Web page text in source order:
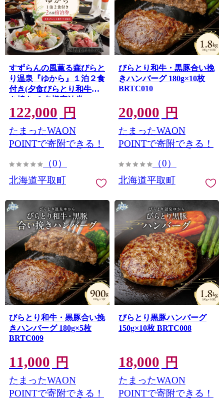
すずらんの風薫る森びらと
り温泉『ゆから』１泊２食
付き(夕食びらとり和牛す
き焼き)２名様宿泊券
BRTC011
122,000 円
たまったWAON
POINTで寄附できる！
（0）
北海道平取町
びらとり和牛・黒豚合い挽
きハンバーグ 180g×10枚
BRTC010
20,000 円
たまったWAON
POINTで寄附できる！
（0）
北海道平取町
びらとり和牛・黒豚合い挽
きハンバーグ 180g×5枚
BRTC009
11,000 円
たまったWAON
POINTで寄附できる！
びらとり黒豚ハンバーグ
150g×10枚 BRTC008
18,000 円
たまったWAON
POINTで寄附できる！